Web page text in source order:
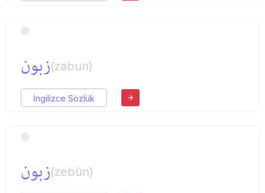
زبون(zabun)
İngilizce Sözlük
زبون(zebün)